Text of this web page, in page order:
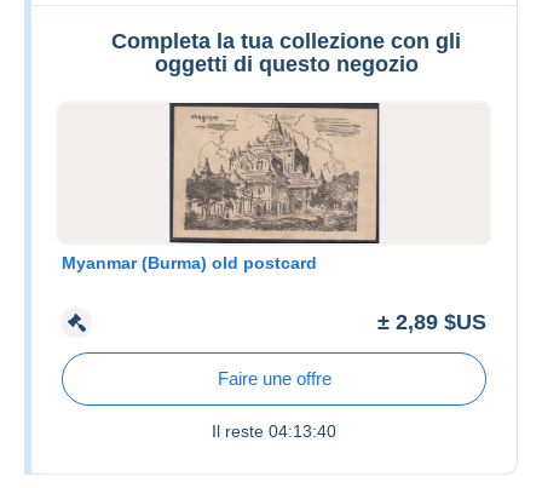
Completa la tua collezione con gli
oggetti di questo negozio
Myanmar (Burma) old postcard
± 2,89 $US
Faire une offre
Il reste 04:13:40